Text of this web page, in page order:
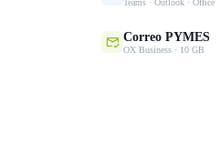
Teams · Outlook · Office
 Correo PYMES
OX Business · 10 GB